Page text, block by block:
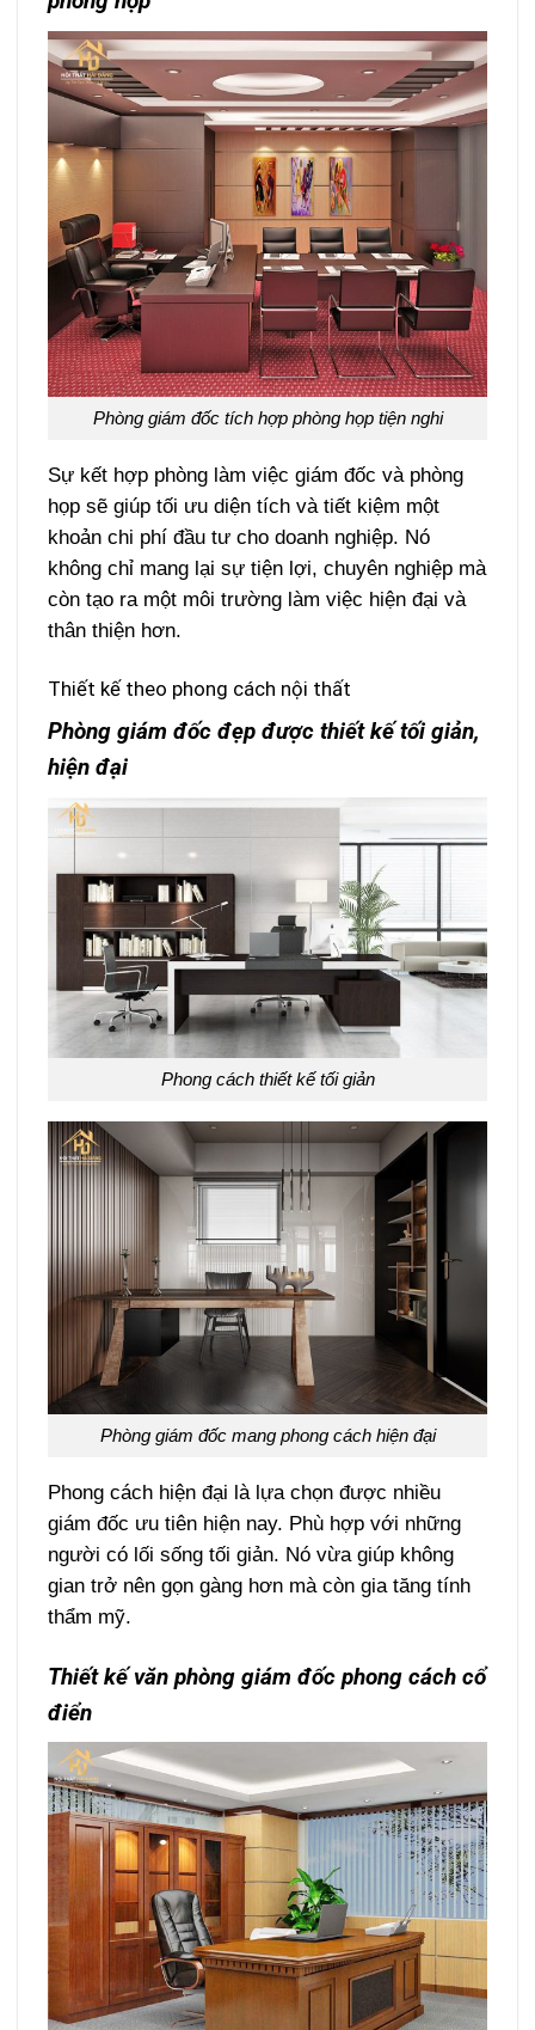
Phòng giám đốc tích hợp phòng họp tiện nghi
Sự kết hợp phòng làm việc giám đốc và phòng
họp sẽ giúp tối ưu diện tích và tiết kiệm một
khoản chi phí đầu tư cho doanh nghiệp. Nó
không chỉ mang lại sự tiện lợi, chuyên nghiệp mà
còn tạo ra một môi trường làm việc hiện đại và
thân thiện hơn.
Thiết kế theo phong cách nội thất
Phòng giám đốc đẹp được thiết kế tối giản,
hiện đại
Phong cách thiết kế tối giản
Phòng giám đốc mang phong cách hiện đại
Phong cách hiện đại là lựa chọn được nhiều
giám đốc ưu tiên hiện nay. Phù hợp với những
người có lối sống tối giản. Nó vừa giúp không
gian trở nên gọn gàng hơn mà còn gia tăng tính
thẩm mỹ.
Thiết kế văn phòng giám đốc phong cách cổ
điển